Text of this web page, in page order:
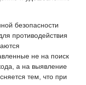
безопасности
противодействия
не на поиск
а на выявление
тем, что при